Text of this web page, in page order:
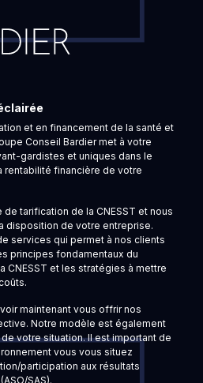
et en financement de la santé et
Conseil Bardier met à votre
gardistes et uniques dans le
rentabilité financière de votre
tarification de la CNESST et nous
disposition de votre entreprise.
services qui permet à nos clients
principes fondamentaux du
CNESST et les stratégies à mettre
maintenant vous offrir nos
Notre modèle est également
votre situation. Il est important de
vous vous situez
participation aux résultats
SAS).